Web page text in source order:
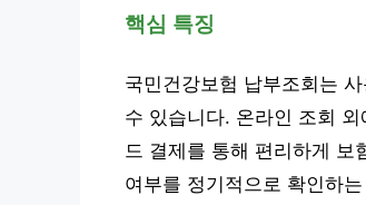
핵심 특징
국민건강보험 납부조회는
수 있습니다. 온라인 조회
드 결제를 통해 편리하게 보
여부를 정기적으로 확인하